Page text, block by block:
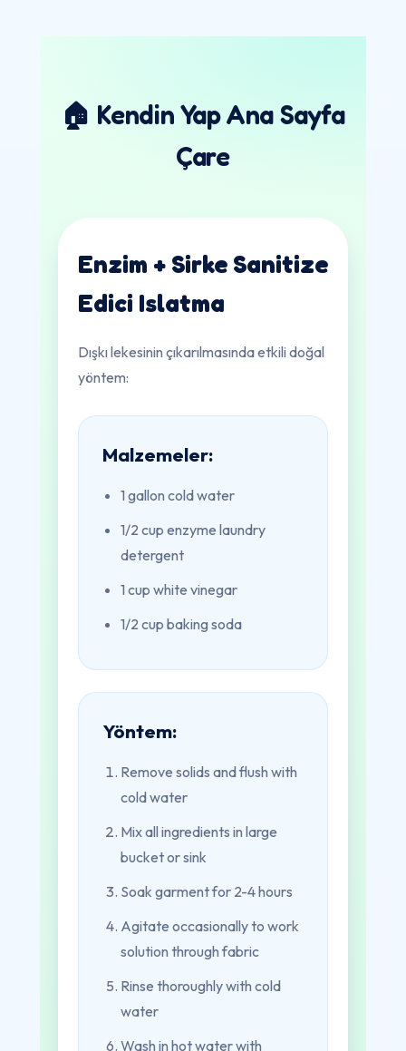
🏠 Kendin Yap Ana Sayfa
Çare
Enzim + Sirke Sanitize
Edici Islatma
Dışkı lekesinin çıkarılmasında etkili doğal
yöntem:
Malzemeler:
1 gallon cold water
1/2 cup enzyme laundry
detergent
1 cup white vinegar
1/2 cup baking soda
Yöntem:
Remove solids and flush with
cold water
Mix all ingredients in large
bucket or sink
Soak garment for 2-4 hours
Agitate occasionally to work
solution through fabric
Rinse thoroughly with cold
water
Wash in hot water with